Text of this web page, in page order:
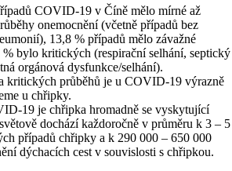
COVID-19 v Číně mělo mírné až
onemocnění (včetně případů bez
13,8 % případů mělo závažné
% bylo kritických (respirační selhání, septický
orgánová dysfunkce/selhání).
kritických průběhů je u COVID-19 výrazně
u chřipky.
19 je chřipka hromadně se vyskytující
dochází každoročně v průměru k 3 – 5
případů chřipky a k 290 000 – 650 000
dýchacích cest v souvislosti s chřipkou.